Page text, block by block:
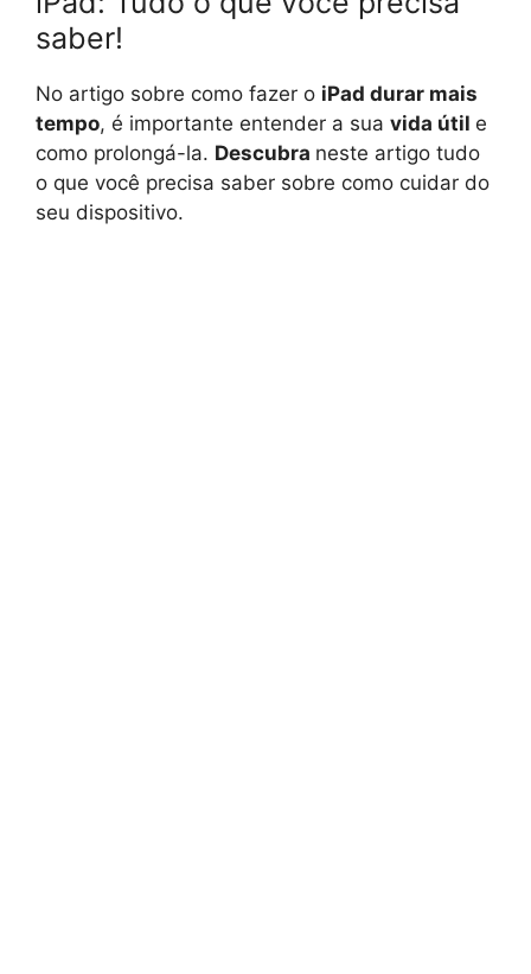
saber!
No artigo sobre como fazer o iPad durar mais
tempo, é importante entender a sua vida útil e
como prolongá-la. Descubra neste artigo tudo
o que você precisa saber sobre como cuidar do
seu dispositivo.